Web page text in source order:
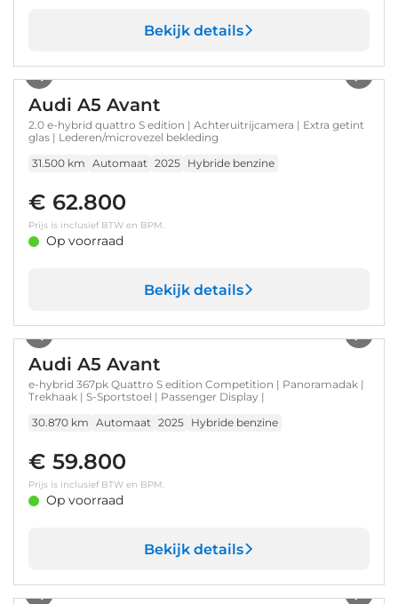
Bekijk details
Audi A5 Avant
2.0 e-hybrid quattro S edition | Achteruitrijcamera | Extra getint
glas | Lederen/microvezel bekleding
31.500 km Automaat 2025 Hybride benzine
€ 62.800
Prijs is inclusief BTW en BPM.
Op voorraad
Bekijk details
Audi A5 Avant
e-hybrid 367pk Quattro S edition Competition | Panoramadak |
Trekhaak | S-Sportstoel | Passenger Display |
30.870 km Automaat 2025 Hybride benzine
€ 59.800
Prijs is inclusief BTW en BPM.
Op voorraad
Bekijk details